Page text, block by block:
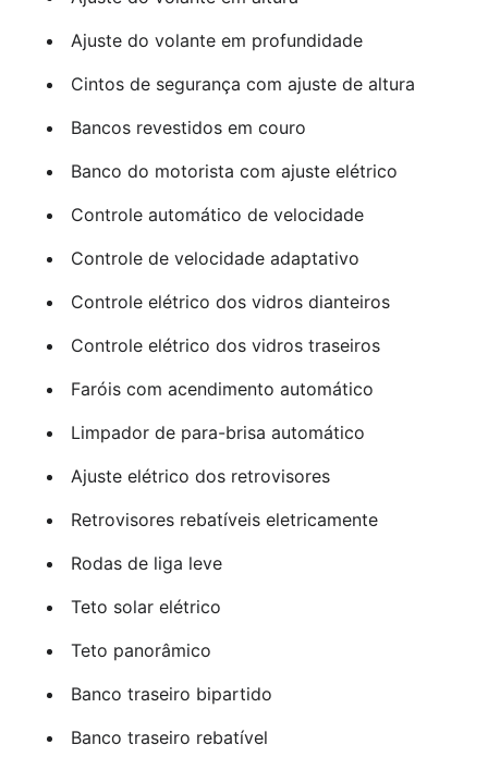
Ajuste do volante em profundidade
Cintos de segurança com ajuste de altura
Bancos revestidos em couro
Banco do motorista com ajuste elétrico
Controle automático de velocidade
Controle de velocidade adaptativo
Controle elétrico dos vidros dianteiros
Controle elétrico dos vidros traseiros
Faróis com acendimento automático
Limpador de para-brisa automático
Ajuste elétrico dos retrovisores
Retrovisores rebatíveis eletricamente
Rodas de liga leve
Teto solar elétrico
Teto panorâmico
Banco traseiro bipartido
Banco traseiro rebatível